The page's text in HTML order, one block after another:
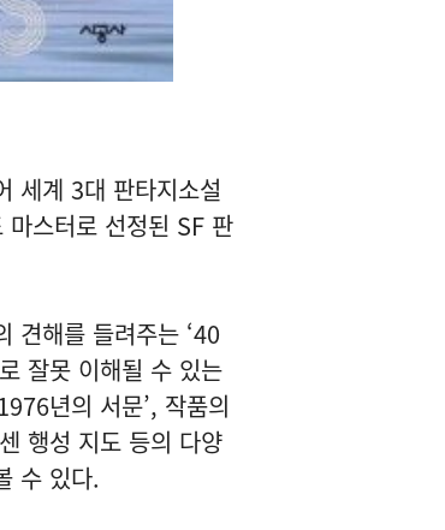
세계 3대 판타지소설
스터로 선정된 SF 판
견해를 들려주는 ‘40
잘못 이해될 수 있는
년의 서문’, 작품의
행성 지도 등의 다양
수 있다.